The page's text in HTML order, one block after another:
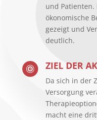
und Patienten.
ökonomische
gezeigt und
deutlich.
 ZIEL DER
Da sich in der
Versorgung
macht eine